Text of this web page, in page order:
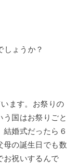
ょうか？
ます。お祭りの
う国はお祭りごと
婚式だったら６
母の誕生日でも数
お祝いするんで